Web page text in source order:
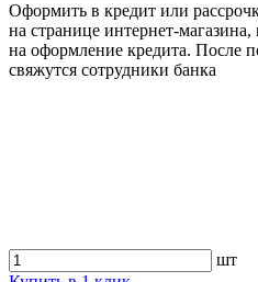
Оформить в кредит или
на странице интернет-
на оформление кредита. После
свяжутся сотрудники банка
шт